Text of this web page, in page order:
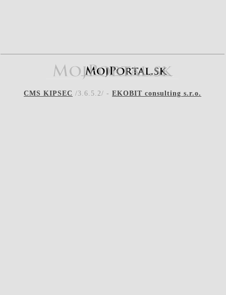
CMS KIPSEC /3.6.5.2/ -EKOBIT consulting s.r.o.